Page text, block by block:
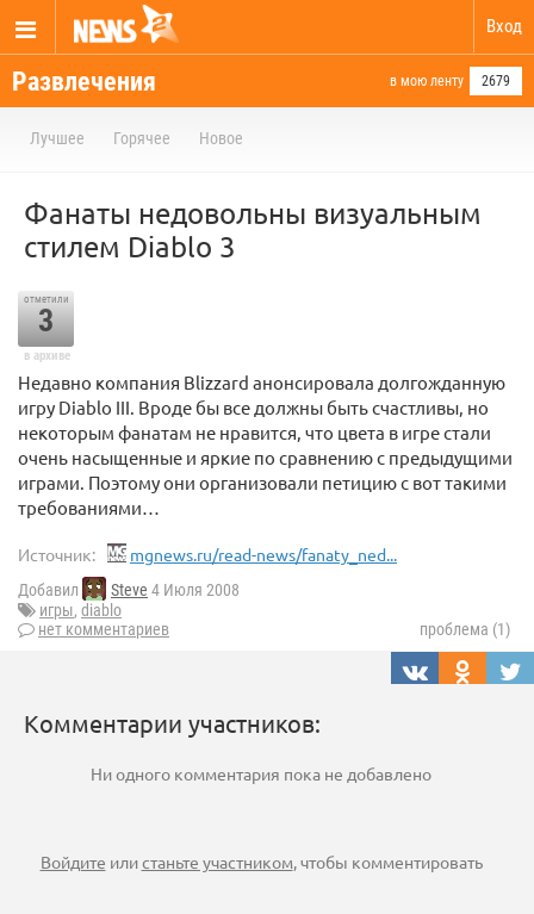
Вход
Развлечения в мою ленту 2679
Лучшее Горячее Новое
Фанаты недовольны визуальным
стилем Diablo 3
отметили
3
в архиве
Недавно компания Blizzard анонсировала долгожданную
игру Diablo III. Вроде бы все должны быть счастливы, но
некоторым фанатам не нравится, что цвета в игре стали
очень насыщенные и яркие по сравнению с предыдущими
играми. Поэтому они организовали петицию с вот такими
требованиями…
Источник: mgnews.ru/read-news/fanaty_ned...
Добавил Steve 4 Июля 2008
игры, diablo
нет комментариев
проблема (1)
Комментарии участников:
Ни одного комментария пока не добавлено
Войдите илистаньте участником, чтобы комментировать